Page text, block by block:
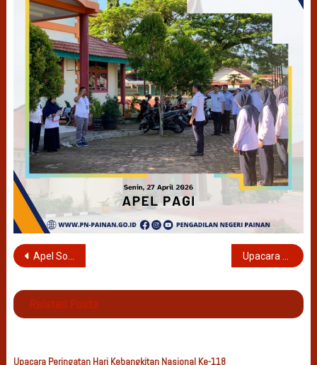
Navigasi
pos
Apel Sore Upacara Peringatan Hari Otonomi Daerah XXX Tahun 2026 di Kabupaten Pesisir Selatan
Related Posts
Upacara Peringatan Hari Kebangkitan Nasional Ke-118